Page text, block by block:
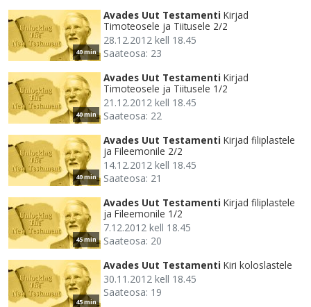
40 min
Avades Uut Testamenti Kirjad
Timoteosele ja Tiitusele 2/2
28.12.2012 kell 18.45
Saateosa: 23
40 min
Avades Uut Testamenti Kirjad
Timoteosele ja Tiitusele 1/2
21.12.2012 kell 18.45
Saateosa: 22
40 min
Avades Uut Testamenti Kirjad filiplastele
ja Fileemonile 2/2
14.12.2012 kell 18.45
Saateosa: 21
45 min
Avades Uut Testamenti Kirjad filiplastele
ja Fileemonile 1/2
7.12.2012 kell 18.45
Saateosa: 20
45 min
Avades Uut Testamenti Kiri koloslastele
30.11.2012 kell 18.45
Saateosa: 19